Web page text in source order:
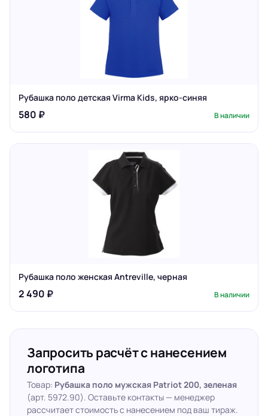
Рубашка поло детская Virma Kids, ярко-синяя
580 ₽ В наличии
Рубашка поло женская Antreville, черная
2 490 ₽ В наличии
Запросить расчёт с нанесением
логотипа
Товар: Рубашка поло мужская Patriot 200, зеленая
(арт. 5972.90). Оставьте контакты — менеджер
рассчитает стоимость с нанесением под ваш тираж.